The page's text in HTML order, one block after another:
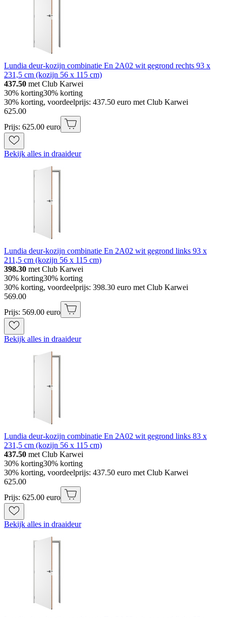
Lundia deur-kozijn combinatie En 2A02 wit gegrond rechts 93 x
231,5 cm (kozijn 56 x 115 cm)
437.50 met Club Karwei
30% korting30% korting
30% korting, voordeelprijs: 437.50 euro met Club Karwei
625.00
Prijs: 625.00 euro
Bekijk alles in draaideur
Lundia deur-kozijn combinatie En 2A02 wit gegrond links 93 x
211,5 cm (kozijn 56 x 115 cm)
398.30 met Club Karwei
30% korting30% korting
30% korting, voordeelprijs: 398.30 euro met Club Karwei
569.00
Prijs: 569.00 euro
Bekijk alles in draaideur
Lundia deur-kozijn combinatie En 2A02 wit gegrond links 83 x
231,5 cm (kozijn 56 x 115 cm)
437.50 met Club Karwei
30% korting30% korting
30% korting, voordeelprijs: 437.50 euro met Club Karwei
625.00
Prijs: 625.00 euro
Bekijk alles in draaideur